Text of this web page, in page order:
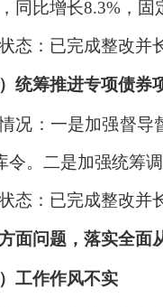
同比增长8.3%，固
态：已完成整改并
）统筹推进专项债券
况：一是加强督导
令。二是加强统筹
态：已完成整改并
面问题，落实全面
）工作作风不实